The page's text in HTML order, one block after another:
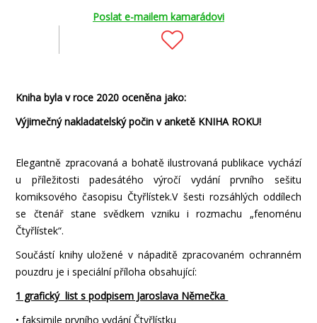
Poslat e-mailem kamarádovi
Kniha byla v roce 2020 oceněna jako:
Výjimečný nakladatelský počin v anketě KNIHA ROKU!
Elegantně zpracovaná a bohatě ilustrovaná publikace vychází
u příležitosti padesátého výročí vydání prvního sešitu
komiksového časopisu Čtyřlístek.V šesti rozsáhlých oddílech
se čtenář stane svědkem vzniku i rozmachu „fenoménu
Čtyřlístek“.
Součástí knihy uložené v nápaditě zpracovaném ochranném
pouzdru je i speciální příloha obsahující:
1 grafický list s podpisem Jaroslava Němečka
• faksimile prvního vydání Čtyřlístku